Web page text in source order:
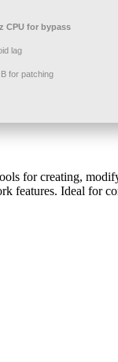
CPU for bypass
lag
for patching
for creating,
features. Ideal for